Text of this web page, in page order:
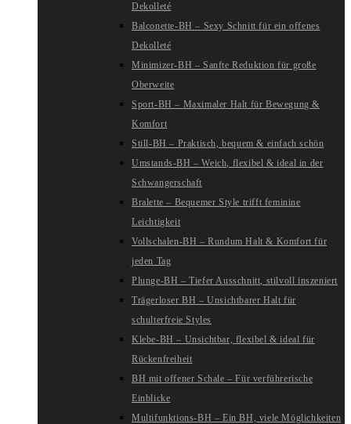
Dekolleté
Balconette-BH – Sexy Schnitt für ein offenes
Dekolleté
Minimizer-BH – Sanfte Reduktion für große
Oberweite
Sport-BH – Maximaler Halt für Bewegung &
Komfort
Still-BH – Praktisch, bequem & einfach schön
Umstands-BH – Weich, flexibel & ideal in der
Schwangerschaft
Bralette – Bequemer Style trifft feminine
Leichtigkeit
Vollschalen-BH – Rundum Halt & Komfort für
jeden Tag
Plunge-BH – Tiefer Ausschnitt, stilvoll inszeniert
Trägerloser BH – Unsichtbarer Halt für
schulterfreie Styles
Klebe-BH – Unsichtbar, flexibel & ideal für
Rückenfreiheit
BH mit offener Schale – Für verführerische
Einblicke
Multifunktions-BH – Ein BH, viele Möglichkeiten